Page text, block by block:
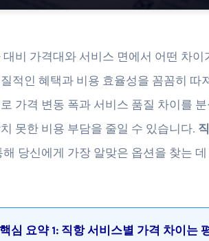
비 가격대와 서비스 면에서 어떤 차
적인 혜택과 비용 효율성을 꼼꼼히 따
가격 변동 폭과 서비스 품질 차이를
못한 비용 부담을 줄일 수 있습니다.
해 당신에게 가장 알맞은 옵션을 찾는
심 요약 1: 직항 서비스별 가격 차이는